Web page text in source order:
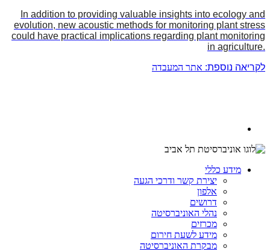
In addition to providing valuable insights into ecology and
evolution, new acoustic methods for monitoring plant stress
could have practical implications regarding plant monitoring
in agriculture.
לקריאה נוספת: אתר המעבדה
מידע כללי
יצירת קשר ודרכי הגעה
אלפון
דרושים
נהלי האוניברסיטה
מכרזים
מידע לשעת חירום
מבקרת האוניברסיטה